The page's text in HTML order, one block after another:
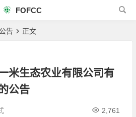
FOFCC
告 正文
米生态农业有限公司有
公告
2,761